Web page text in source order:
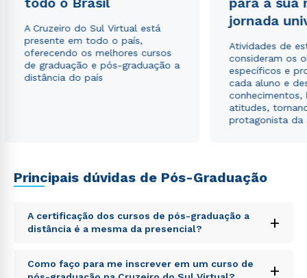
A Cruzeiro do Sul Virtual está
presente em todo o país,
oferecendo os melhores cursos
de graduação e pós-graduação a
distância do país
jornada
Atividades de
consideram os
específicos e
cada aluno e
conhecimentos,
atitudes,
protagonista da
Principais dúvidas de Pós-Graduação
A certificação dos cursos de pós-graduação a
distância é a mesma da presencial?
+
Sed ut perspiciatis unde omnis iste natus error sit
voluptatem accusantium doloremque laudantium,
Como faço para me inscrever em um curso de
+
Política de Privacidade.e